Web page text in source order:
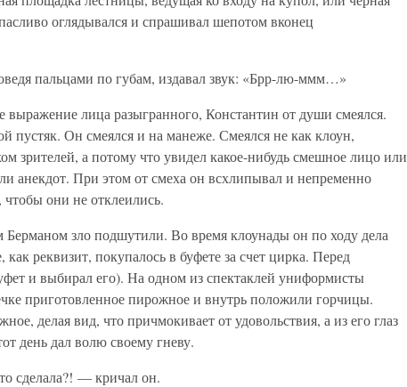
оглядывался и спрашивал шепотом вконец
пальцами по губам, издавал звук: «Брр-лю-ммм…»
выражение лица разыгранного, Константин от души смеялся.
пустяк. Он смеялся и на манеже. Смеялся не как клоун,
зрителей, а потому что увидел какое-нибудь смешное лицо или
анекдот. При этом от смеха он всхлипывал и непременно
они не отклеились.
зло подшутили. Во время клоунады он по ходу дела
реквизит, покупалось в буфете за счет цирка. Перед
и выбирал его). На одном из спектаклей униформисты
приготовленное пирожное и внутрь положили горчицы.
делая вид, что причмокивает от удовольствия, а из его глаз
день дал волю своему гневу.
сделала?! — кричал он.